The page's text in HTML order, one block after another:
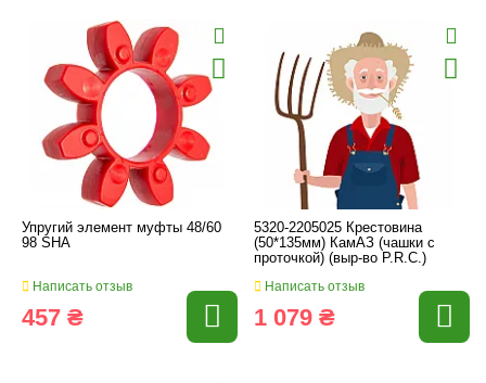
Упругий элемент муфты 48/60
98 SHA
Написать отзыв
457 ₴
5320-2205025 Крестовина
(50*135мм) КамАЗ (чашки с
проточкой) (выр-во P.R.C.)
Написать отзыв
1 079 ₴